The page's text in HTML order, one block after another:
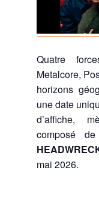
Quatre
Metalcore,
horizons
une date
d’affiche,
composé de
mai 2026.